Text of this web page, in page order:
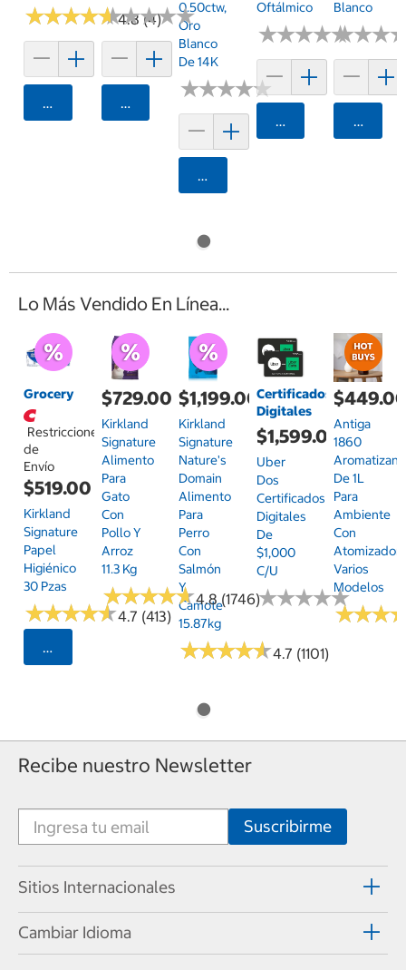
★★★★★
★★★★★4.8 (4)
Agregar
★★★★★
★★★★★
Agregar
0.50ctw,
Oro
Blanco
De 14K
★★★★★
★★★★★
Agregar
Oftálmico
★★★★★
★★★★★
Agregar
Blanco
★★★
★★★
Lo Más Vendido En Línea...
Grocery
Restricciones
de
Envío
$519.00
Kirkland
Signature
Papel
Higiénico
30 Pzas
★★★★★
★★★★★4.7 (413)
Seleccionar Código Postal
$729.00
Kirkland
Signature
Alimento
Para
Gato
Con
Pollo Y
Arroz
11.3 Kg
★★★★★
★★★★★4.8 (1746)
$1,199.00
Kirkland
Signature
Nature's
Domain
Alimento
Para
Perro
Con
Salmón
Y
Camote
15.87kg
★★★★★
★★★★★4.7 (1101)
Certificados
Digitales
$1,599.00
Uber
Dos
Certificados
Digitales
De
$1,000
C/u
★★★★★
★★★★★
Antiga
1860
De 1L
Para
Ambiente
Con
Atomizador,
Varios
Modelos
★★★
★★★
Recibe nuestro Newsletter
Sitios Internacionales
Cambiar Idioma